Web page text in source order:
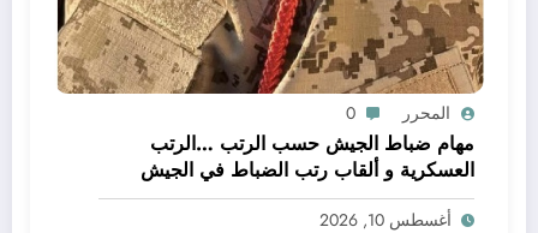
المحرر 0
مهام ضباط الجيش حسب الرتب …الرتب
العسكرية و ألقاب رتب الضباط في الجيش
أغسطس 10, 2026